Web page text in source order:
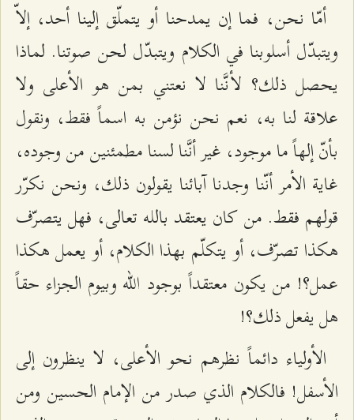
أمّا نحن، فما إن يمدحنا أو يتملّق إلينا أحد، إلاّ
ويتبدّل أسلوبنا في الكلام ويتبدّل لحن صوتنا. لماذا
يحصل ذلك؟ لأنَّنا لا نعتني بمن هو الأعلى ولا
علاقة لنا به، نعم نحن نؤمن به اسماً فقط، ونقول
بأنّ إلهاً ما موجود، غير أنَّنا لسنا مطمئنين من وجوده،
غاية الأمر أنّنا وجدنا آبائنا يقولون ذلك، ونحن نكرّر
قولهم فقط. من كان يعتقد بالله تعالى، فهل يتصرّف
هكذا تصرّف، أو يتكلّم بهذا الكلام، أو يعمل هكذا
عمل؟! من يكون معتقداً بوجود الله وبيوم الجزاء حقاً
هل يفعل ذلك؟!
الأولياء دائماً نظرهم نحو الأعلى، لا ينظرون إلى
الأسفل! فالكلام الذي صدر من الإمام الحسين ومن